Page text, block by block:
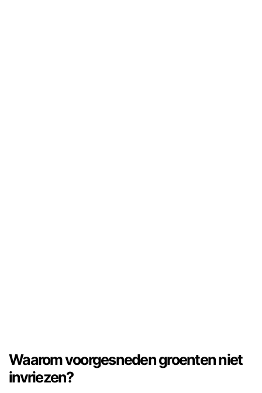
Waarom voorgesneden groenten niet
invriezen?